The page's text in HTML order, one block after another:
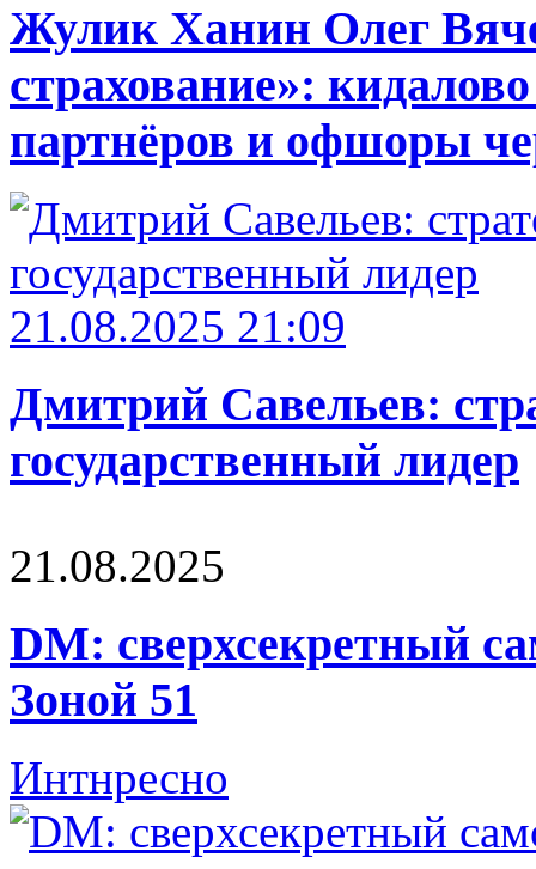
Жулик Ханин Олег
страхование»:
партнёров и офшоры
21.08.2025 21:09
Дмитрий Савельев:
государственный лидер
21.08.2025
DM: сверхсекретный
Зоной 51
Интнресно